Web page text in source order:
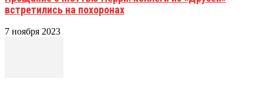
встретились на похоронах
7 ноября 2023